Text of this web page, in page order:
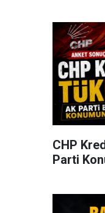
CHP
Parti